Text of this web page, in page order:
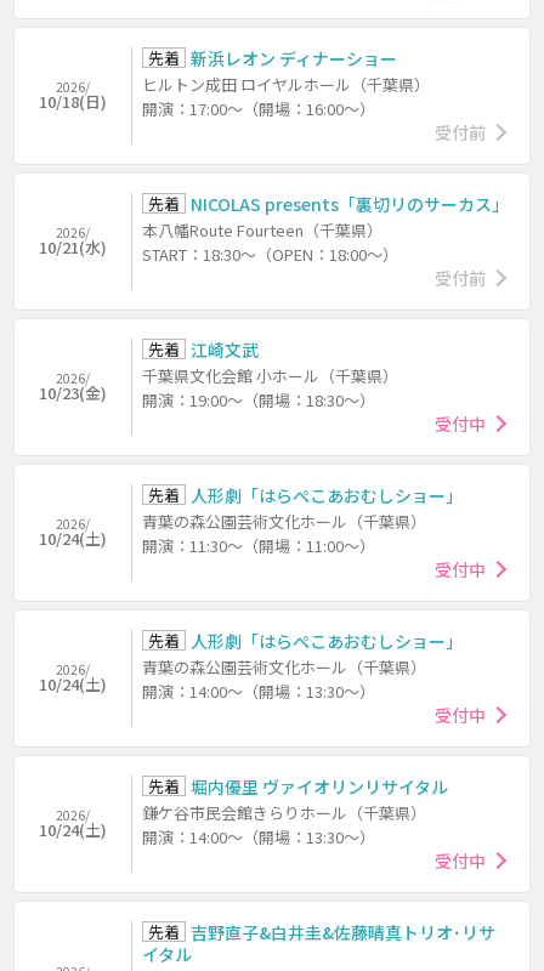
2026/
10/18(日)
先着 新浜レオン ディナーショー
ヒルトン成田 ロイヤルホール（千葉県）
開演：17:00～（開場：16:00～）
受付前
2026/
10/21(水)
先着 NICOLAS presents「裏切リのサーカス」
本八幡Route Fourteen（千葉県）
START：18:30～（OPEN：18:00～）
受付前
2026/
10/23(金)
先着 江崎文武
千葉県文化会館 小ホール（千葉県）
開演：19:00～（開場：18:30～）
受付中
2026/
10/24(土)
先着 人形劇「はらぺこあおむしショー」
青葉の森公園芸術文化ホール（千葉県）
開演：11:30～（開場：11:00～）
受付中
2026/
10/24(土)
先着 人形劇「はらぺこあおむしショー」
青葉の森公園芸術文化ホール（千葉県）
開演：14:00～（開場：13:30～）
受付中
2026/
10/24(土)
先着 堀内優里 ヴァイオリンリサイタル
鎌ケ谷市民会館きらりホール（千葉県）
開演：14:00～（開場：13:30～）
受付中
先着 吉野直子&白井圭&佐藤晴真トリオ･リサ
イタル